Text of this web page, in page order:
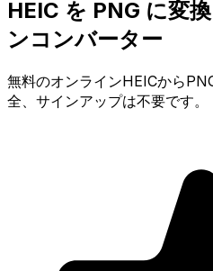
HEIC を PNG に変
ンコンバーター
無料のオンラインHEICから
全、サインアップは不要です。